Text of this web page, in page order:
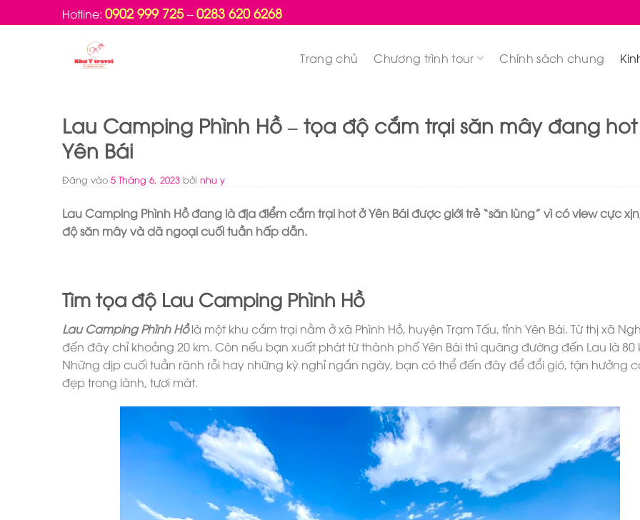
qua
Hotline: 0902 999 725--0283 620 6268
Trang chủ Chương trình tour Chính sách chung
Lau Camping Phình Hồ – tọa độ cắm trại săn mây đang
Yên Bái
Đăng vào 5 Tháng 6, 2023 bởi nhu y
Lau Camping Phình Hồ đang là địa điểm cắm trại hot ở Yên Bái được giới trẻ “săn lùng” vì có view cực
độ săn mây và dã ngoại cuối tuần hấp dẫn.
Tìm tọa độ Lau Camping Phình Hồ
Lau Camping Phình Hồlà một khu cắm trại nằm ở xã Phình Hồ, huyện Trạm Tấu, tỉnh Yên Bái. Từ thị xã
đến đây chỉ khoảng 20 km. Còn nếu bạn xuất phát từ thành phố Yên Bái thì quãng đường đến Lau là 80
Những dịp cuối tuần rãnh rỗi hay những kỳ nghỉ ngắn ngày, bạn có thể đến đây để đổi gió, tận hưởng
đẹp trong lành, tươi mát.